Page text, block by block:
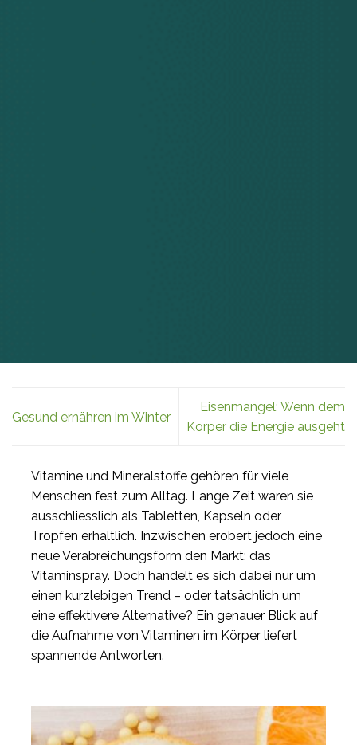
Vitamine und Mineralstoffe gehören für viele
Menschen fest zum Alltag. Lange Zeit waren sie
ausschliesslich als Tabletten, Kapseln oder
Tropfen erhältlich. Inzwischen erobert jedoch eine
neue Verabreichungsform den Markt: das
Vitaminspray. Doch handelt es sich dabei nur um
einen kurzlebigen Trend – oder tatsächlich um
eine effektivere Alternative? Ein genauer Blick auf
die Aufnahme von Vitaminen im Körper liefert
spannende Antworten.
Gesund ernähren im Winter
Eisenmangel: Wenn dem
Körper die Energie ausgeht